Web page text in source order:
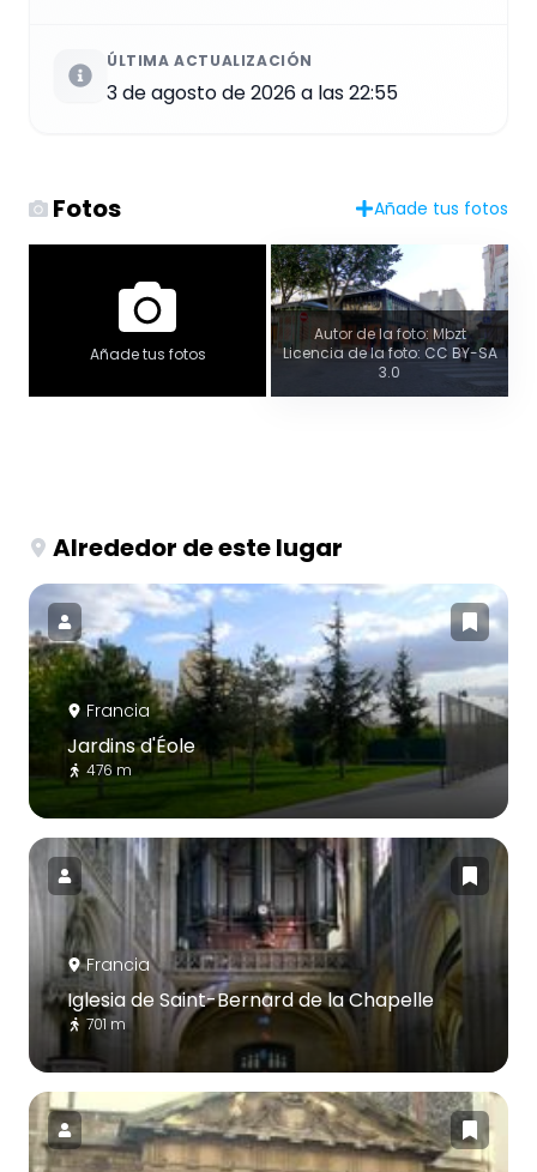
ÚLTIMA ACTUALIZACIÓN
3 de agosto de 2026 a las 22:55
Fotos Añade tus fotos
Añade tus fotos
Autor de la foto: Mbzt
Licencia de la foto: CC BY-SA
3.0
Alrededor de este lugar
Francia
Jardins d'Éole
476 m
Francia
Iglesia de Saint-Bernard de la Chapelle
701 m